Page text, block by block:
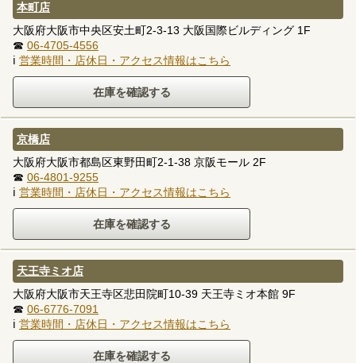
本町店
大阪府大阪市中央区安土町2-3-13 大阪国際ビルディング 1F
☎ 06-4705-4556
ℹ 営業時間・店休日・アクセス情報はこちら
京橋店
大阪府大阪市都島区東野田町2-1-38 京阪モール 2F
☎ 06-4801-9255
ℹ 営業時間・店休日・アクセス情報はこちら
天王寺ミオ店
大阪府大阪市天王寺区悲田院町10-39 天王寺ミオ本館 9F
☎ 06-6776-7091
ℹ 営業時間・店休日・アクセス情報はこちら